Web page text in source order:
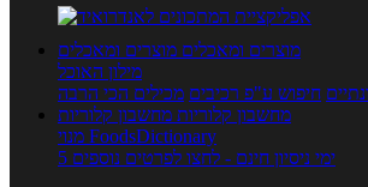
מוצרים ומאכלים מוצרים ומאכלים
מילון האוכל
חיפוש ע"פ רכיבים מכילים הכי הרבה
מחשבון קלוריות מחשבון קלוריות
מנוי FoodsDictionary
5 ימי ניסיון חינם - לחצו לפרטים נוספים